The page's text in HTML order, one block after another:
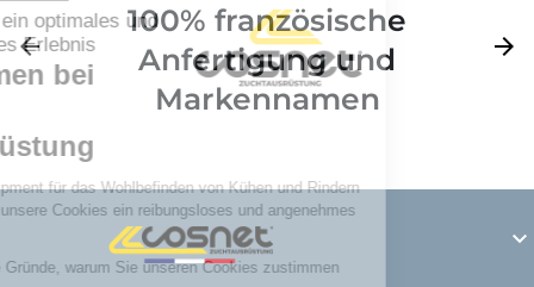
Zurück
arrow_back
100% französische
Anfertigung und
Markennamen
Weiter
arrow_forward
